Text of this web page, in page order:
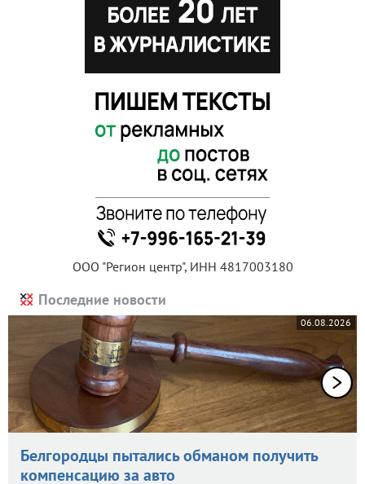
ООО "Регион центр", ИНН 4817003180
Последние новости
06.08.2026
Белгородцы пытались обманом получить
компенсацию за авто